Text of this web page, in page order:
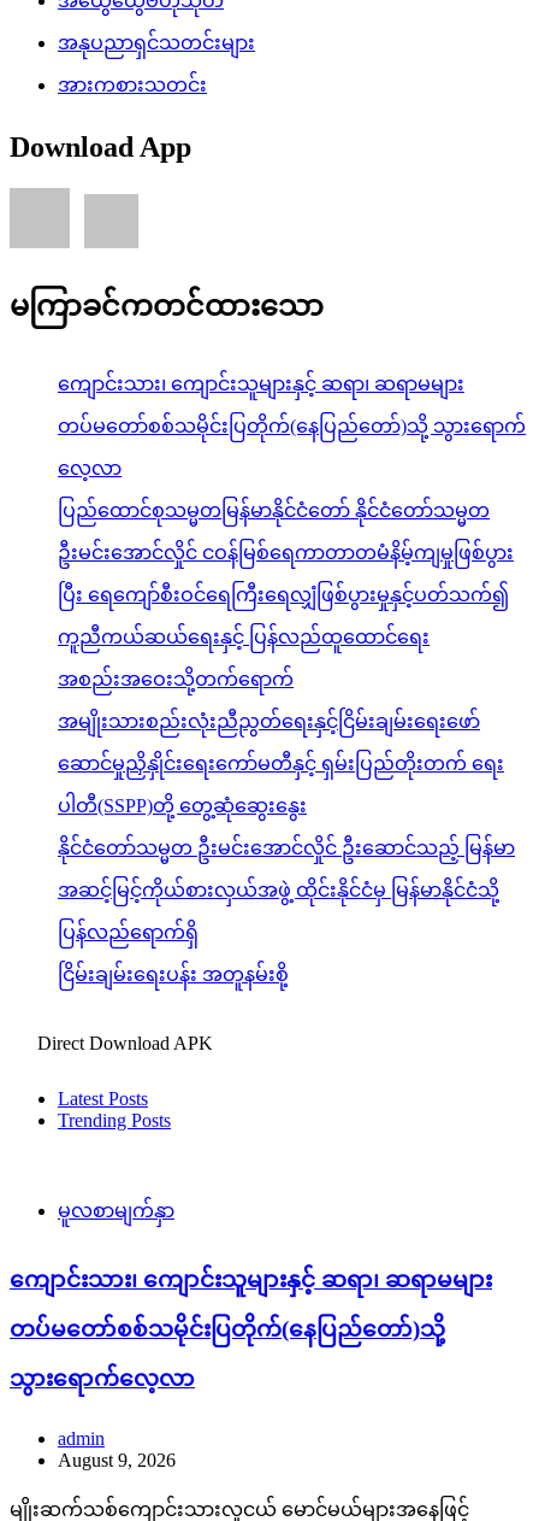
အနုပညာရှင်သတင်းများ
အားကစားသတင်း
Download App
မကြာခင်ကတင်ထားသော
ကျောင်းသား၊ ကျောင်းသူများနှင့် ဆရာ၊ ဆရာမများ
တပ်မတော်စစ်သမိုင်းပြတိုက်(နေပြည်တော်)သို့ သွားရောက်
လေ့လာ
ပြည်ထောင်စုသမ္မတမြန်မာနိုင်ငံတော် နိုင်ငံတော်သမ္မတ
ဦးမင်းအောင်လှိုင် ငဝန်မြစ်ရေကာတာတမံနိမ့်ကျမှုဖြစ်ပွား
ပြီး ရေကျော်စီးဝင်ရေကြီးရေလျှံဖြစ်ပွားမှုနှင့်ပတ်သက်၍
ကူညီကယ်ဆယ်ရေးနှင့် ပြန်လည်ထူထောင်ရေး
အစည်းအဝေးသို့တက်ရောက်
အမျိုးသားစည်းလုံးညီညွတ်ရေးနှင့်ငြိမ်းချမ်းရေးဖော်
ဆောင်မှုညှိနှိုင်းရေးကော်မတီနှင့် ရှမ်းပြည်တိုးတက် ရေး
ပါတီ(SSPP)တို့ တွေ့ဆုံဆွေးနွေး
နိုင်ငံတော်သမ္မတ ဦးမင်းအောင်လှိုင် ဦးဆောင်သည့် မြန်မာ
အဆင့်မြင့်ကိုယ်စားလှယ်အဖွဲ့ ထိုင်းနိုင်ငံမှ မြန်မာနိုင်ငံသို့
ပြန်လည်ရောက်ရှိ
ငြိမ်းချမ်းရေးပန်း အတူနမ်းစို့
Direct Download APK
Latest Posts
Trending Posts
မူလစာမျက်နှာ
ကျောင်းသား၊ ကျောင်းသူများနှင့် ဆရာ၊ ဆရာမများ
တပ်မတော်စစ်သမိုင်းပြတိုက်(နေပြည်တော်)သို့
သွားရောက်လေ့လာ
admin
August 9, 2026
မျိုးဆက်သစ်ကျောင်းသားလူငယ် မောင်မယ်များအနေဖြင့်